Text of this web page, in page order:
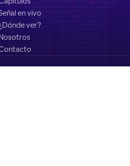
en vivo
ver?